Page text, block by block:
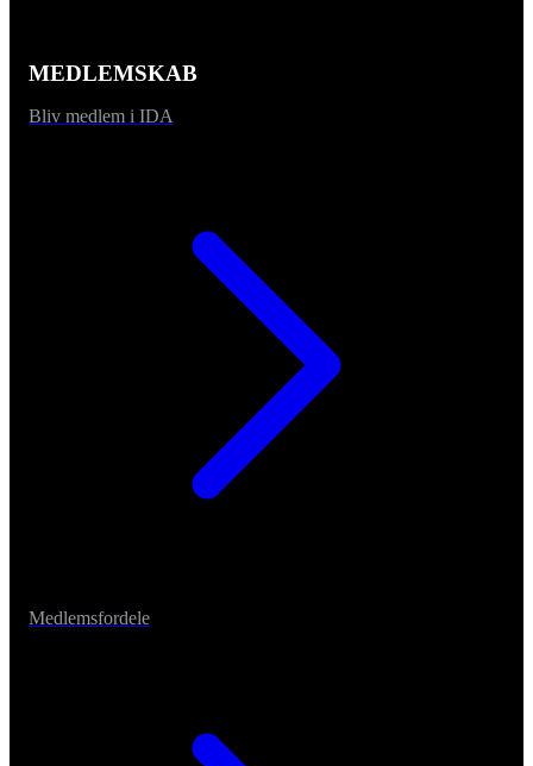
MEDLEMSKAB
Bliv medlem i IDA
Medlemsfordele